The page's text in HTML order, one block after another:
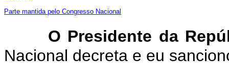
Parte mantida pelo Congresso Nacional
O Presidente da
Nacional decreta e eu